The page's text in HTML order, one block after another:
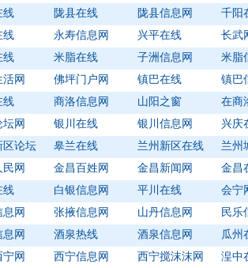
线 陇县在线 陇县信息网
千阳
线 永寿信息网 兴平在线
长武
线 米脂在线 子洲信息网
米脂
网 佛坪门户网 镇巴在线
镇巴
线 商洛信息网 山阳之窗
在商
网 银川在线 银川信息网
兴庆
区论坛 皋兰在线 兰州新区在线
兰州
网 金昌百姓网 金昌新闻网
金昌
线 白银信息网 平川在线
会宁
息网 张掖信息网 山丹信息网
民乐
息网 酒泉热线 酒泉信息网
瓜州
网 西宁信息网 西宁搅沫沫网
湟中